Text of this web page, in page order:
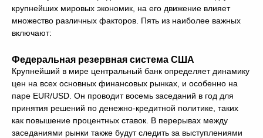
крупнейших мировых экономик, на его движение влияет
множество различных факторов. Пять из наиболее важных
включают:
Федеральная резервная система США
Крупнейший в мире центральный банк определяет динамику
цен на всех основных финансовых рынках, и особенно на
паре EUR/USD. Он проводит восемь заседаний в год для
принятия решений по денежно-кредитной политике, таких
как повышение процентных ставок. В перерывах между
заседаниями рынки также будут следить за выступлениями